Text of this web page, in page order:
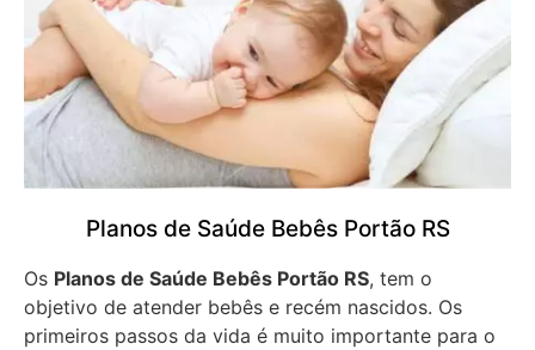
Planos de Saúde Bebês Portão RS
Os Planos de Saúde Bebês Portão RS, tem o
objetivo de atender bebês e recém nascidos. Os
primeiros passos da vida é muito importante para o